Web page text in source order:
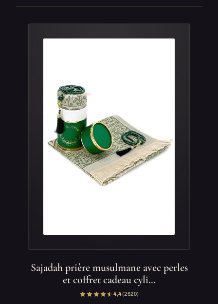
Sajadah prière musulmane avec perles
et coffret cadeau cyli…
4,4(2 620)